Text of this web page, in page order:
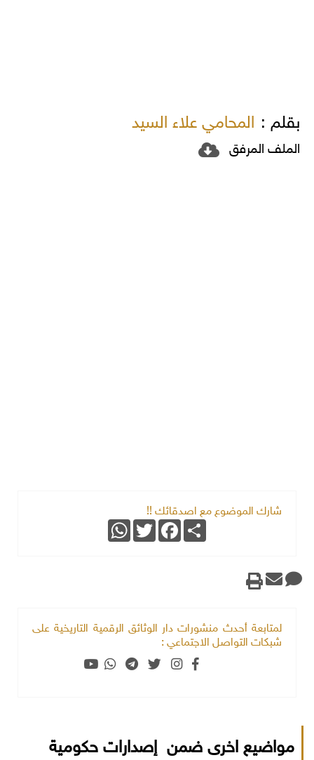
بقلم : المحامي علاء السيد
الملف المرفق
شارك الموضوع مع اصدقائك !!
Share
Facebook
Twitter
WhatsApp
لمتابعة أحدث منشورات دار الوثائق الرقمية التاريخية على
شبكات التواصل الاجتماعي :
مواضيع اخرى ضمن إصدارات حكومية